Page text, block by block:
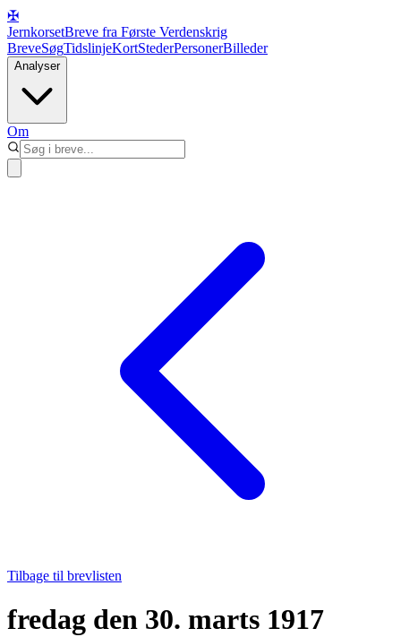
✠
JernkorsetBreve fra Første Verdenskrig
BreveSøgTidslinjeKortStederPersonerBilleder
Analyser
Om
Tilbage til brevlisten
fredag den 30. marts 1917